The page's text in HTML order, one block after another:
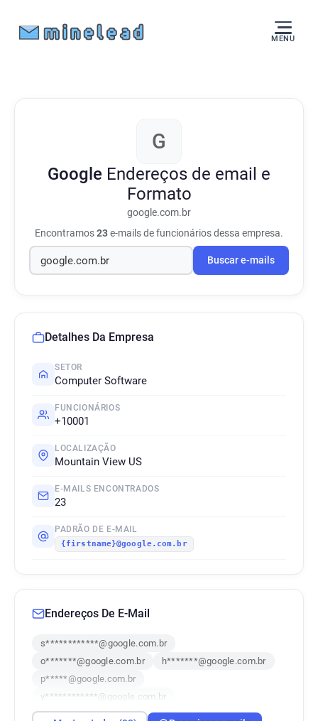
MENU
G
Google Endereços de email e
Formato
google.com.br
Encontramos23e-mails de funcionários dessa empresa.
Buscar e-mails
Detalhes Da Empresa
SETOR
Computer Software
FUNCIONÁRIOS
+10001
LOCALIZAÇÃO
Mountain View US
E-MAILS ENCONTRADOS
23
PADRÃO DE E-MAIL
{firstname}@google.com.br
Endereços De E-Mail
s************@google.com.br
o*******@google.com.br
h*******@google.com.br
p*****@google.com.br
y************@google.com.br
c************@google.com.br